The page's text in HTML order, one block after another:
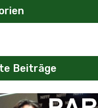
Beiträge